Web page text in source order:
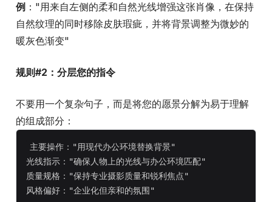
例 ："用来自左侧的柔和自然光线增强这张肖像，在保持
自然纹理的同时移除皮肤瑕疵，并将背景调整为微妙的
暖灰色渐变"
规则#2：分层您的指令
不要用一个复杂句子，而是将您的愿景分解为易于理解
的组成部分：
主要操作："用现代办公环境替换背景"
光线指示："确保人物上的光线与办公环境匹配"
质量规格："保持专业摄影质量和锐利焦点"